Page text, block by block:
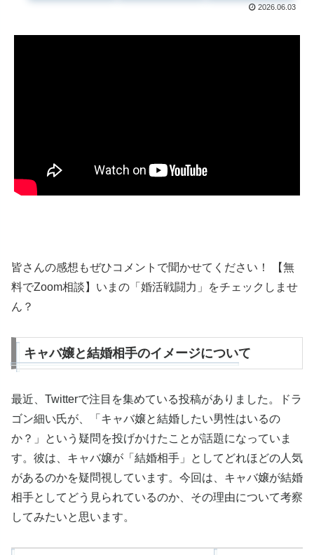
2026.06.03
皆さんの感想もぜひコメントで聞かせてください！ 【無
料でZoom相談】いまの「婚活戦闘力」をチェックしませ
ん？
キャバ嬢と結婚相手のイメージについて
最近、Twitterで注目を集めている投稿がありました。ドラ
ゴン細い氏が、「キャバ嬢と結婚したい男性はいるの
か？」という疑問を投げかけたことが話題になっていま
す。彼は、キャバ嬢が「結婚相手」としてどれほどの人気
があるのかを疑問視しています。今回は、キャバ嬢が結婚
相手としてどう見られているのか、その理由について考察
してみたいと思います。